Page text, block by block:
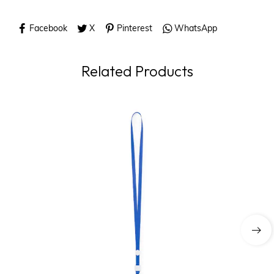
Facebook X Pinterest WhatsApp
Related Products